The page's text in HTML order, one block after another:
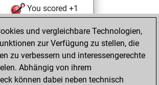
You scored +1
Dienstag, Juni 29,
2021
You achieved a
und vergleichbare Technologien,
zur Verfügung zu stellen, die
zu verbessern und interessengerechte
Abhängig von ihrem
können dabei neben technisch